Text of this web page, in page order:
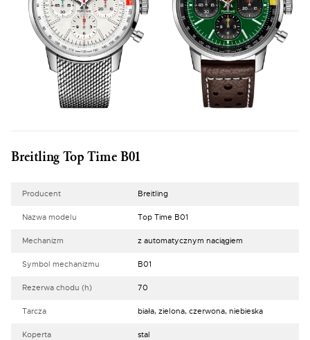
Breitling Top Time B01
Producent Breitling
Nazwa modelu Top Time B01
Mechanizm z automatycznym naciągiem
Symbol mechanizmu B01
Rezerwa chodu (h) 70
Tarcza biała, zielona, czerwona, niebieska
Koperta stal